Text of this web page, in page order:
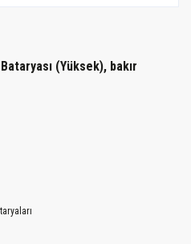
(Yüksek), bakır